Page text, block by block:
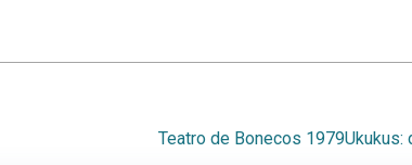
Teatro de Bonecos 1979Ukukus: